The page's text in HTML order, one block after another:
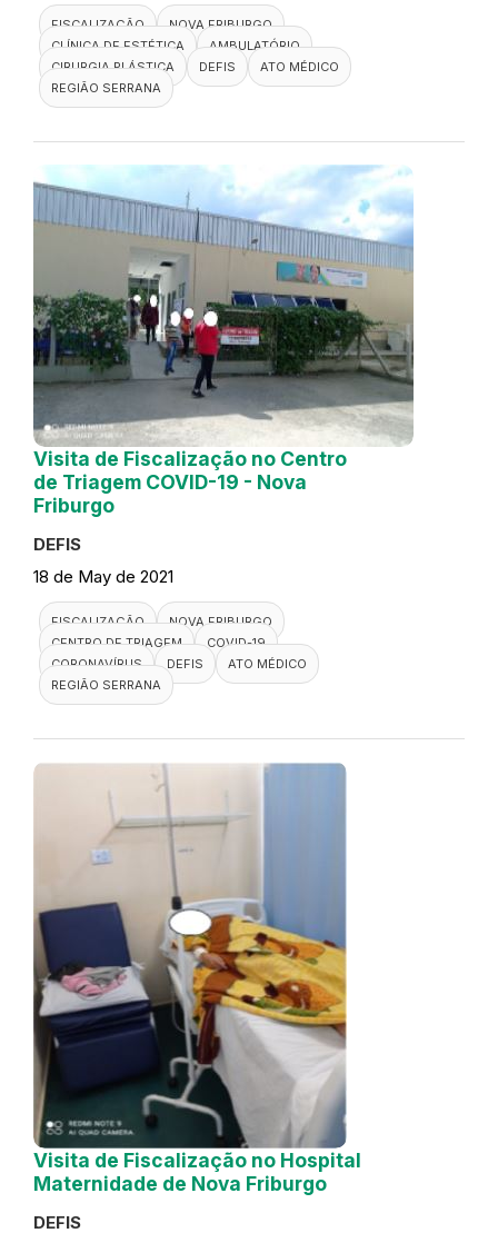
FISCALIZAÇÃO
NOVA FRIBURGO
CLÍNICA DE ESTÉTICA
AMBULATÓRIO
CIRURGIA PLÁSTICA
DEFIS
ATO MÉDICO
REGIÃO SERRANA
Visita de Fiscalização no Centro
de Triagem COVID-19 - Nova
Friburgo
DEFIS
18 de May de 2021
FISCALIZAÇÃO
NOVA FRIBURGO
CENTRO DE TRIAGEM
COVID-19
CORONAVÍRUS
DEFIS
ATO MÉDICO
REGIÃO SERRANA
Visita de Fiscalização no Hospital
Maternidade de Nova Friburgo
DEFIS